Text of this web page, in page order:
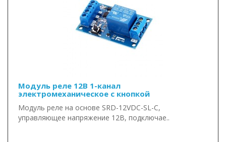
Модуль реле 12В 1-канал
электромеханическое с кнопкой
Модуль реле на основе SRD-12VDC-SL-C,
управляющее напряжение 12В, подключае..